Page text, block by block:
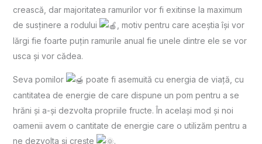
crească, dar majoritatea ramurilor vor fi exitinse la maximum
de susținere a rodului
, motiv pentru care aceștia își vor
lărgi fie foarte puțin ramurile anual fie unele dintre ele se vor
usca și vor cădea.
Seva pomilor
poate fi asemuită cu energia de viață, cu
cantitatea de energie de care dispune un pom pentru a se
hrăni și a-și dezvolta propriile fructe. În același mod și noi
oamenii avem o cantitate de energie care o utilizăm pentru a
ne dezvolta și crește
.